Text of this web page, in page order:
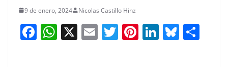
9 de enero, 2024 Nicolas Castillo Hinz
F W X E T Pi Li Bl